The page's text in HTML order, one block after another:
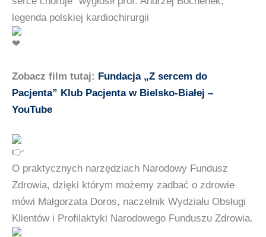
legenda polskiej kardiochirurgii
Zobacz film tutaj: Fundacja „Z sercem do
Pacjenta” Klub Pacjenta w Bielsko-Białej –
YouTube
O praktycznych narzędziach Narodowy Fundusz
Zdrowia, dzięki którym możemy zadbać o zdrowie
mówi Małgorzata Doros, naczelnik Wydziału Obsługi
Klientów i Profilaktyki Narodowego Funduszu Zdrowia.